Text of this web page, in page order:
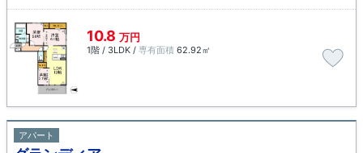
10.8 万円
1階 / 3LDK / 専有面積 62.92㎡
アパート